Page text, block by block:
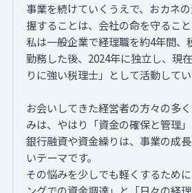
事業を続けていくうえで、おカネ
握することは、会社の命を守ること
私は一般企業で経理職を約4年間、
勤務した後、2024年に独立し、現
りに強い税理士」として活動してい
お会いしてきた経営者の方々の多
みは、やはり「資金の確保と管理」
銀行融資や資金繰りは、事業の成
いテーマです。
その悩みを少しでも軽くするため